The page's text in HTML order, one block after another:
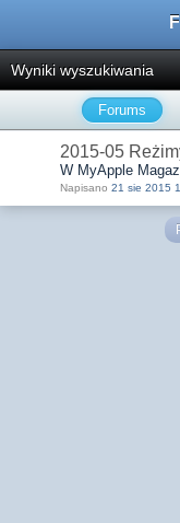
Wyniki wyszukiwania
Forums
2015-05
W MyApple
Napisano 21 sie 2015